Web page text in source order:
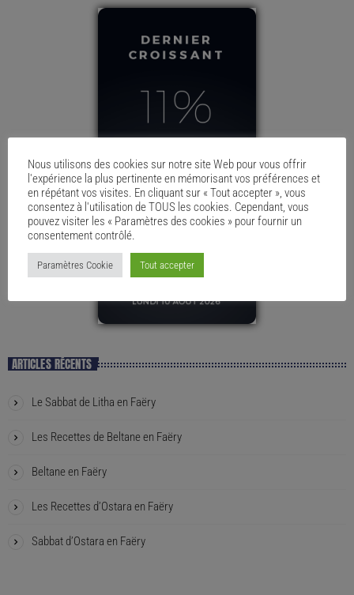
ARTICLES RÉCENTS
Le Sabbat de Litha en Faëry
Les Recettes de Beltane en Faëry
Beltane en Faëry
Les Recettes d’Ostara en Faëry
Sabbat d’Ostara en Faëry
Nous utilisons des cookies sur notre site Web pour vous offrir
l'expérience la plus pertinente en mémorisant vos préférences et
en répétant vos visites. En cliquant sur « Tout accepter », vous
consentez à l'utilisation de TOUS les cookies. Cependant, vous
pouvez visiter les « Paramètres des cookies » pour fournir un
consentement contrôlé.
Paramètres Cookie Tout accepter